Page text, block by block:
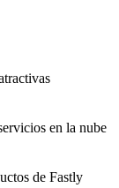
en la nube
de Fastly